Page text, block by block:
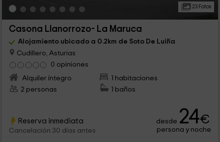
23 Fotos
Casona Llanorrozo- La Maruca
Alojamiento ubicado a 0.2km de Soto De Luiña
Cudillero, Asturias
0 opiniones
Alquiler íntegro
1 habitaciones
2 personas
1 baños
Reserva inmediata
Cancelación 30 días antes
desde 24€
persona y noche